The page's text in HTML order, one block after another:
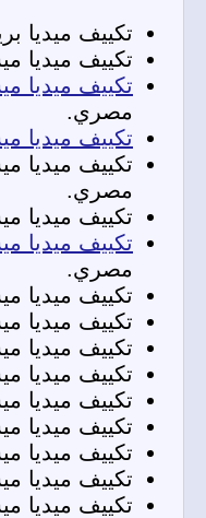
تكييف ميديا بريزليس
تكييف ميديا ميشن
تكييف ميديا ميشن
مصري.
تكييف ميديا ميشن
مصري.
تكييف ميديا ميشن إنفرتر 3 حصان بارد: السعر قبل التخفيض
تكييف ميديا ميشن
مصري.
تكييف ميديا ميشن إنفرتر 4 حصان بارد-ساخن: السعر قبل التخفيض
تكييف ميديا ميشن برو 1.5
تكييف ميديا ميشن برو 1.5
تكييف ميديا ميشن برو
تكييف ميديا ميشن برو 2.25
تكييف ميديا ميشن برو 3 حصان بارد فقط: السعر قبل التخفيض 45.200,00،
تكييف ميديا ميشن برو 3
تكييف ميديا ميشن برو 4
تكييف ميديا ميشن برو 5